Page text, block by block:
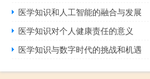
医学知识和人工智能的融合与发展
医学知识对个人健康责任的意义
医学知识与数字时代的挑战和机遇